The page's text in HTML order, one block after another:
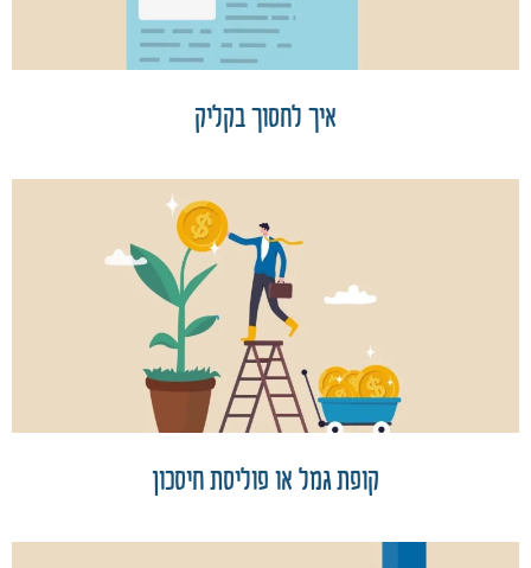
איך לחסוך בקליק
קופת גמל או פוליסת חיסכון